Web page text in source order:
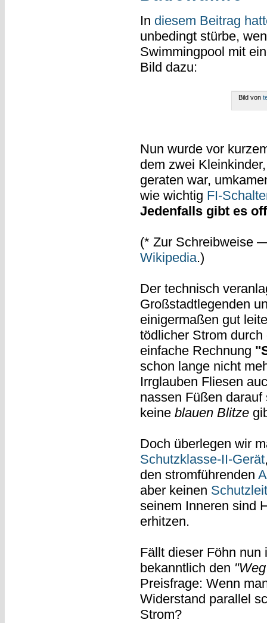
In diesem Beitrag
unbedingt stürbe,
Swimmingpool mit
Bild dazu:
Bild von
Nun wurde vor
dem zwei
geraten war,
wie wichtig FI-
Jedenfalls gibt es
(* Zur Schreibweise
Wikipedia.)
Der technisch
Großstadtlegenden
einigermaßen gut
tödlicher Strom
einfache Rechnung
schon lange nicht
Irrglauben Fliesen
nassen Füßen
keine blauen Blitze
Doch überlegen wir
Schutzklasse-II-Gerät
den stromführenden
aber keinen
seinem Inneren sind
erhitzen.
Fällt dieser Föhn
bekanntlich den
Preisfrage: Wenn
Widerstand parallel
Strom?